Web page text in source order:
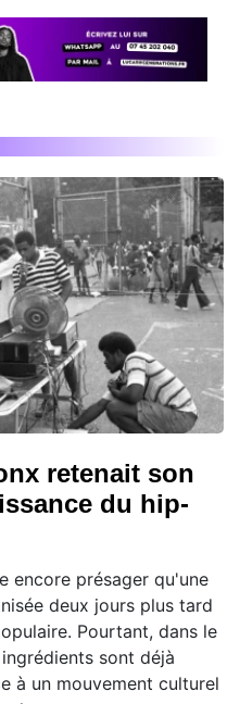
retenait son
du hip-
encore présager qu'une
deux jours plus tard
Pourtant, dans le
sont déjà
à un mouvement culturel